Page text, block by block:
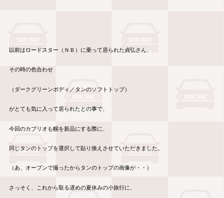
以前はロードスター（ＮＢ）に乗って居られた貞弘さん、
その時の色合わせ
（ダークグリーンボディ／タンのソフトトップ）
がとても気に入って居られたとの事で、
今回のカブリオも幌を新品にする際に、
同じタンのトップを選択して貼り換えさせていただきました。
（あ、オープンで撮ったからタンのトップの画像が・・）
さっそく、これから取る遅めの夏休みの小旅行に、